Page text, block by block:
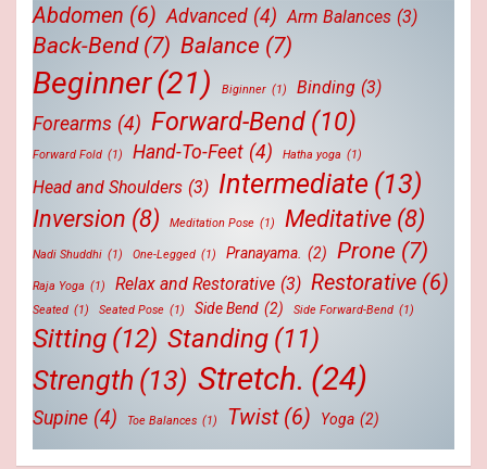
Abdomen (6) Advanced (4) Arm Balances (3)
Back-Bend (7) Balance (7)
Beginner(21) Biginner (1) Binding (3)
Forearms (4) Forward-Bend (10)
Forward Fold (1) Hand-To-Feet (4) Hatha yoga (1)
Head and Shoulders (3) Intermediate (13)
Inversion (8) Meditation Pose (1) Meditative (8)
Nadi Shuddhi (1) One-Legged (1) Pranayama. (2) Prone (7)
Raja Yoga (1) Relax and Restorative (3) Restorative (6)
Seated (1) Seated Pose (1) Side Bend (2) Side Forward-Bend (1)
Sitting (12) Standing (11)
Strength (13) Stretch. (24)
Supine (4) Toe Balances (1) Twist (6) Yoga (2)